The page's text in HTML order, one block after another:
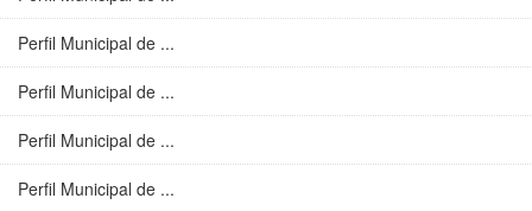
Perfil Municipal de ...
Perfil Municipal de ...
Perfil Municipal de ...
Perfil Municipal de ...